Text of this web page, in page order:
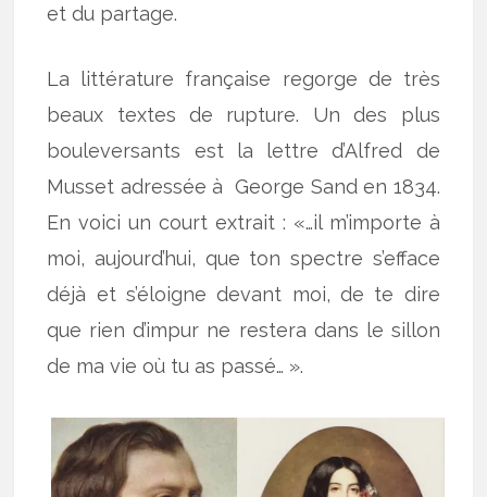
et du partage.
La littérature française regorge de très
beaux textes de rupture. Un des plus
bouleversants est la lettre d’Alfred de
Musset adressée à George Sand en 1834.
En voici un court extrait : «…il m’importe à
moi, aujourd’hui, que ton spectre s’efface
déjà et s’éloigne devant moi, de te dire
que rien d’impur ne restera dans le sillon
de ma vie où tu as passé… ».